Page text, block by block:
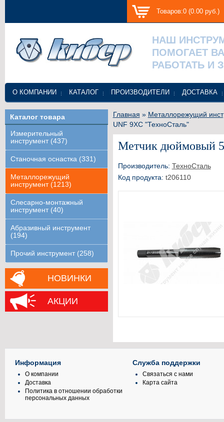
Товаров:0 (0.00 руб.)
НАШ
ПОМОГАЕТ
РАБОТАТЬ И
О КОМПАНИИ КАТАЛОГ ПРОИЗВОДИТЕЛИ ДОСТАВКА
Каталог товара
Измерительный
инструмент (437)
Станочная оснастка (331)
Металлорежущий
инструмент (1213)
Слесарно-монтажный
инструмент (40)
Абразивный инструмент
(194)
Прочий инструмент (258)
НОВИНКИ
АКЦИИ
Главная » Металлорежущий
UNF 9ХС "ТехноСталь"
Метчик дюймовый
Производитель: ТехноСталь
Код продукта: t206110
Информация
О компании
Доставка
Политика в отношении обработки
персональных данных
Служба поддержки
Связаться с нами
Карта сайта